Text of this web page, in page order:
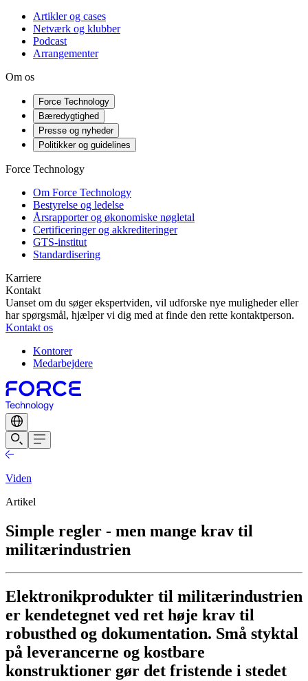
Artikler og cases
Netværk og klubber
Podcast
Arrangementer
Om os
Force Technology
Bæredygtighed
Presse og nyheder
Politikker og guidelines
Force Technology
Om Force Technology
Bestyrelse og ledelse
Årsrapporter og økonomiske nøgletal
Certificeringer og akkrediteringer
GTS-institut
Standardisering
Karriere
Kontakt
Uanset om du søger ekspertviden, vil udforske nye muligheder eller
har spørgsmål, hjælper vi dig med at finde den rette kontaktperson.
Kontakt os
Kontorer
Medarbejdere
Viden
Artikel
Simple regler - men mange krav til
militærindustrien
Elektronikprodukter til militærindustrien
er kendetegnet ved ret høje krav til
robusthed og dokumentation. Små styktal
på leverancerne og kostbare
konstruktioner gør det fristende i stedet